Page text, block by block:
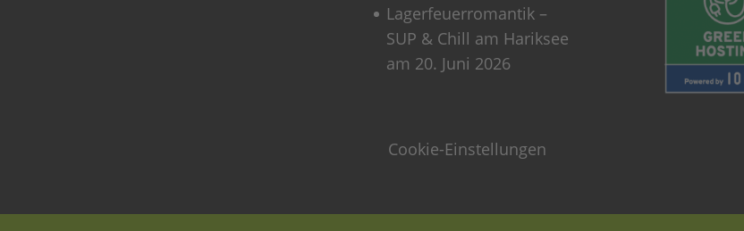
Lagerfeuerromantik –
SUP & Chill am Hariksee
am 20. Juni 2026
Cookie-Einstellungen